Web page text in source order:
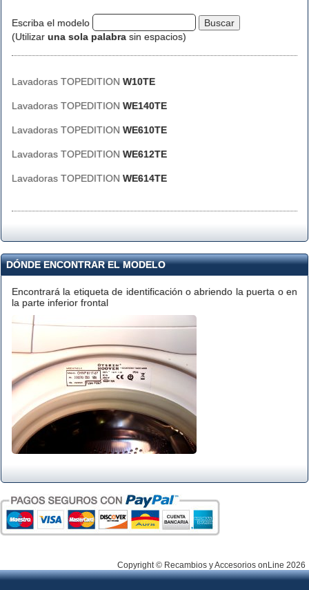
Escriba el modelo
(Utilizar una sola palabra sin espacios)
Lavadoras TOPEDITION W10TE
Lavadoras TOPEDITION WE140TE
Lavadoras TOPEDITION WE610TE
Lavadoras TOPEDITION WE612TE
Lavadoras TOPEDITION WE614TE
DÓNDE ENCONTRAR EL MODELO
Encontrará la etiqueta de identificación o abriendo la puerta o en
la parte inferior frontal
Copyright © Recambios y Accesorios onLine 2026